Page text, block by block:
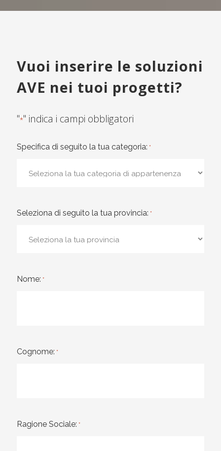
Vuoi inserire le soluzioni
AVE nei tuoi progetti?
"*" indica i campi obbligatori
Specifica di seguito la tua categoria: *
Seleziona di seguito la tua provincia: *
Nome: *
Cognome: *
Ragione Sociale: *